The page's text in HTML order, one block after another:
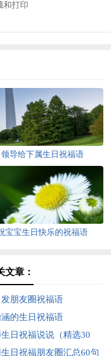
和打印
领导给下属生日祝福语
宝宝生日快乐的祝福语
文章：
朋友圈祝福语
的生日祝福语
日祝福说说（精选30
日祝福朋友圈汇总60句